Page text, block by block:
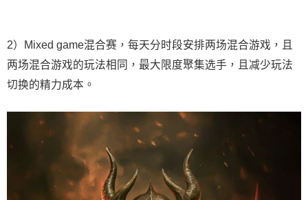
2）Mixed game混合赛，每天分时段安排两场混合游戏，且
两场混合游戏的玩法相同，最大限度聚集选手，且减少玩法
切换的精力成本。